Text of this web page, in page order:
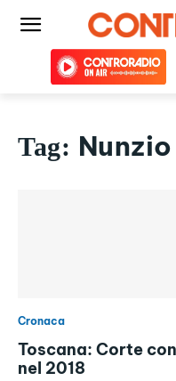
Tag:
Cronaca
Toscana: Corte
nel 2018